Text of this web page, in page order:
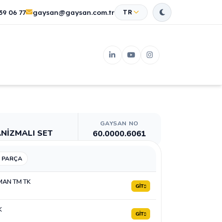
06 77 gaysan@gaysan.com.tr TR
SET
GAYSAN NO
60.0000.6061
PARÇA
TM TK GİT
GİT